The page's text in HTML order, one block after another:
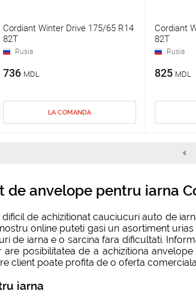
Cordiant Winter Drive 175/65 R14
82T
Rusia
736 MDL
LA COMANDA
Cordiant
82T
Rusia
825 MDL
de anvelope pentru iarna
de achizitionat cauciucuri auto de
online puteti gasi un asortiment
de iarna e o sarcina fara dificultati.
posibilitatea de a achizitiona
client poate profita de o oferta
iarna